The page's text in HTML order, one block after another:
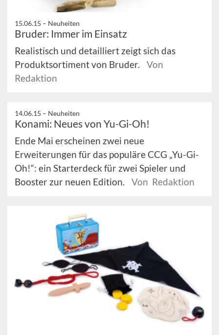
15.06.15 – Neuheiten
Bruder: Immer im Einsatz
Realistisch und detailliert zeigt sich das
Produktsortiment von Bruder.
Von
Redaktion
14.06.15 – Neuheiten
Konami: Neues von Yu-Gi-Oh!
Ende Mai erscheinen zwei neue
Erweiterungen für das populäre CCG „Yu-Gi-
Oh!“: ein Starterdeck für zwei Spieler und
Booster zur neuen Edition.
Von Redaktion